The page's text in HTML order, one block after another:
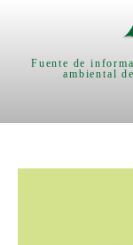
Fuente de
ambiental